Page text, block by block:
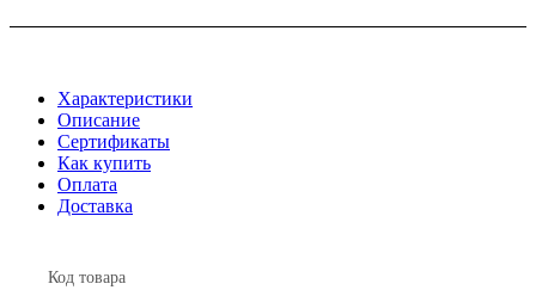
Характеристики
Описание
Сертификаты
Как купить
Оплата
Доставка
Код товара